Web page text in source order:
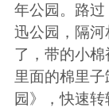
年公园。路过
迅公园，隔
了，带的小
里面的棉里
园》，快速